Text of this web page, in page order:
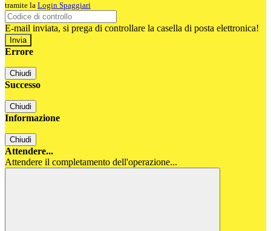
tramite la Login Spaggiari
E-mail inviata, si prega di controllare la casella di posta elettronica!
Errore
Chiudi
Successo
Chiudi
Informazione
Chiudi
Attendere...
Attendere il completamento dell'operazione...